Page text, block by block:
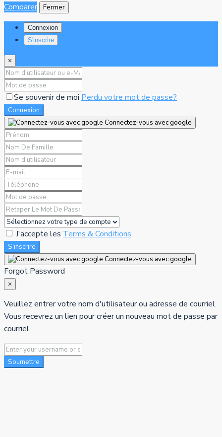
Comparer
Fermer
Connexion
S'inscrire
×
Se souvenir de moi Perdu votre mot de passe?
Connexion
Connectez-vous avec google
J'accepte les Terms & Conditions
S'inscrire
Connectez-vous avec google
Forgot Password
×
Veuillez entrer votre nom d'utilisateur ou adresse de courriel.
Vous recevrez un lien pour créer un nouveau mot de passe par
courriel.
Soumettre